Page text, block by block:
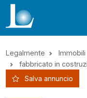
Legalmente Immobili
fabbricato in
Salva annuncio